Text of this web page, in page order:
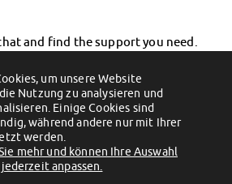
and find the support you need.
Mensen & Beratungscenter am Fr., 05.
September geschlossen!
Magdeburg - Anstalt des öffentlichen
um unsere Website
Nutzung zu analysieren und
Einige Cookies sind
während andere nur mit Ihrer
werden.
mehr und können Ihre Auswahl
jederzeit anpassen.